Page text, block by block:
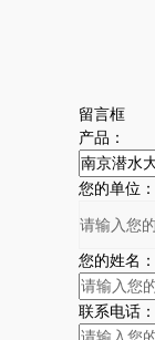
留言框
产品：
您的单位：
您的姓名：
联系电话：